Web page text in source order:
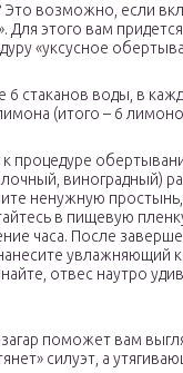
Это возможно, если
Для этого вам
«уксусное
6 стаканов воды, в
(итого – 6
процедуре
виноградный)
ненужную простынь,
в пищевую
часа. После
увлажняющий
отвес наутро
поможет вам
силуэт, а